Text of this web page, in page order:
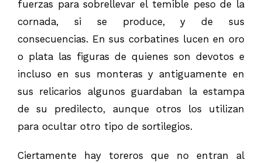
fuerzas para sobrellevar el temible peso de la
cornada, si se produce, y de sus
consecuencias. En sus corbatines lucen en oro
o plata las figuras de quienes son devotos e
incluso en sus monteras y antiguamente en
sus relicarios algunos guardaban la estampa
de su predilecto, aunque otros los utilizan
para ocultar otro tipo de sortilegios.
Ciertamente hay toreros que no entran al